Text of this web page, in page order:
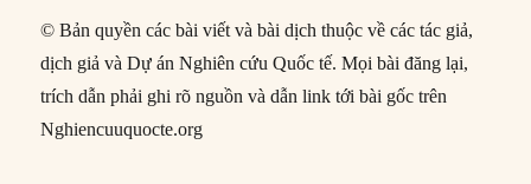
© Bản quyền các bài viết và bài dịch thuộc về các tác giả,
dịch giả và Dự án Nghiên cứu Quốc tế. Mọi bài đăng lại,
trích dẫn phải ghi rõ nguồn và dẫn link tới bài gốc trên
Nghiencuuquocte.org